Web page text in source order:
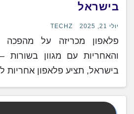
בישראל
יולי 21, 2025 TECHZ
פלאפון מכריזה על מהפכה
והאחריות עם מגוון בשורות
בישראל, תציע פלאפון אחריות